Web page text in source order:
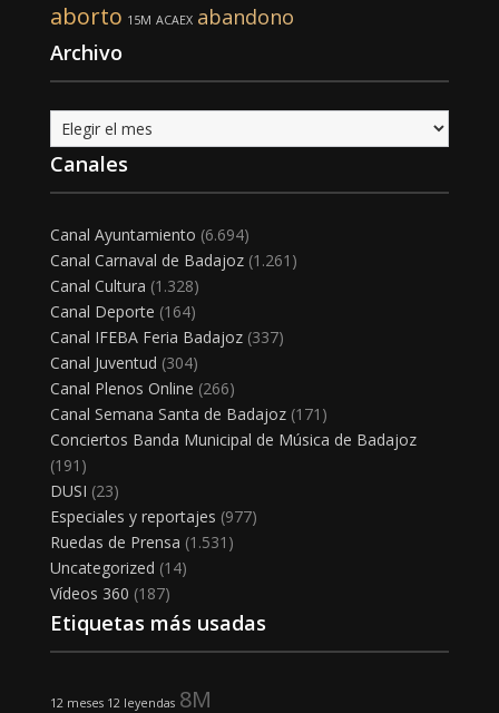
aborto 15M ACAEX abandono
Archivo
Archivo
Canales
Canal Ayuntamiento (6.694)
Canal Carnaval de Badajoz(1.261)
Canal Cultura (1.328)
Canal Deporte (164)
Canal IFEBA Feria Badajoz(337)
Canal Juventud (304)
Canal Plenos Online (266)
Canal Semana Santa de Badajoz(171)
Conciertos Banda Municipal de Música de Badajoz
(191)
DUSI (23)
Especiales y reportajes (977)
Ruedas de Prensa (1.531)
Uncategorized (14)
Vídeos 360 (187)
Etiquetas más usadas
12 meses 12 leyendas 8M